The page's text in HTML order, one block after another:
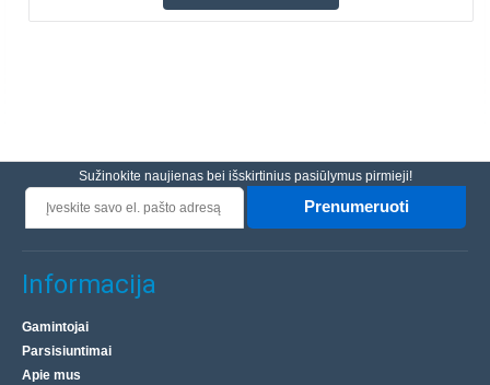
Sužinokite naujienas bei išskirtinius pasiūlymus pirmieji!
Prenumeruoti
Informacija
Gamintojai
Parsisiuntimai
Apie mus